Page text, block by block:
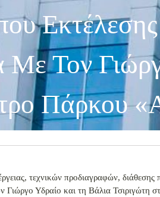
Με Τον
Πάρκου
τεχνικών προδιαγραφών,
Γιώργο Υδραίο και τη Βάλια Τσιριγώτη